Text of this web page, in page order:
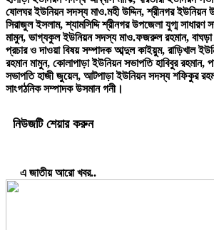
ষোলঘর ইউনিয়ন সদস্য মাও.মহী উদ্দিন, শ্রীনগর ইউনিয়ন
সিরাজুল ইসলাম, শ্যামসিদ্দি শ্রীনগর উপজেলা যুগ্ম
মামুন, ভাগ্যকুল ইউনিয়ন সদস্য মাও.ফজরুল রহমান,
প্রচার ও দাওয়া বিষয় সম্পাদক আব্দুল কাইয়ুম, রাড়িখাল
রহমান মামুন, কোলাপাড়া ইউনিয়ন সভাপতি হাবিবুর রহমান,
সভাপতি হাজী জুয়েল, আটপাড়া ইউনিয়ন সদস্য শফিকুর
সাংগঠনিক সম্পাদক উসমান গনী।
নিউজটি শেয়ার করুন
এ জাতীয় আরো খবর..